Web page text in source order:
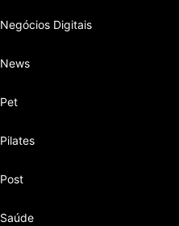
Negócios Digitais
News
Pet
Pilates
Post
Saúde